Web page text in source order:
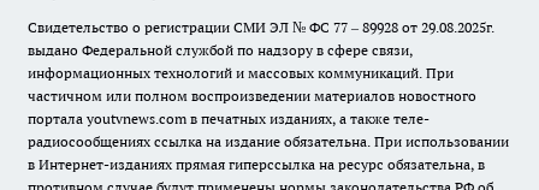
Свидетельство о регистрации СМИ ЭЛ № ФС 77 – 89928 от 29.08.2025г.
выдано Федеральной службой по надзору в сфере связи,
информационных технологий и массовых коммуникаций. При
частичном или полном воспроизведении материалов новостного
портала youtvnews.com в печатных изданиях, а также теле-
радиосообщениях ссылка на издание обязательна. При использовании
в Интернет-изданиях прямая гиперссылка на ресурс обязательна, в